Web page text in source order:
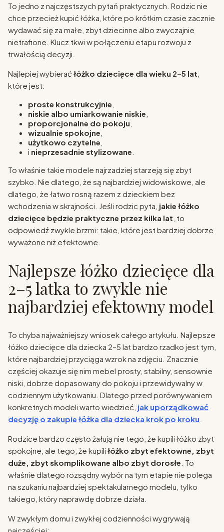
To jedno z najczęstszych pytań praktycznych. Rodzic nie
chce przecież kupić łóżka, które po krótkim czasie zacznie
wydawać się za małe, zbyt dziecinne albo zwyczajnie
nietrafione. Klucz tkwi w połączeniu etapu rozwoju z
trwałością decyzji.
Najlepiej wybierać łóżko dziecięce dla wieku 2–5 lat
które jest:
proste konstrukcyjnie
niskie albo umiarkowanie niskie
proporcjonalne do pokoju
wizualnie spokojne
użytkowo czytelne
i nieprzesadnie stylizowane
To właśnie takie modele najrzadziej starzeją się zbyt
szybko. Nie dlatego, że są najbardziej widowiskowe, ale
dlatego, że łatwo rosną razem z dzieckiem bez
wchodzenia w skrajności. Jeśli rodzic pyta, jakie łóżko
dziecięce będzie praktyczne przez kilka lat , to
odpowiedź zwykle brzmi: takie, które jest bardziej dobrze
wyważone niż efektowne.
Najlepsze łóżko dziecięce dla
2–5 latka to zwykle nie
najbardziej efektowny model
To chyba najważniejszy wniosek całego artykułu. Najlepsze
łóżko dziecięce dla dziecka 2–5 lat bardzo rzadko jest tym,
które najbardziej przyciąga wzrok na zdjęciu. Znacznie
częściej okazuje się nim mebel prosty, stabilny, sensownie
niski, dobrze dopasowany do pokoju i przewidywalny w
codziennym użytkowaniu. Dlatego przed porównywaniem
konkretnych modeli warto wiedzieć, jak uporządkować
decyzję o zakupie łóżka dla dziecka krok po kroku
Rodzice bardzo często żałują nie tego, że kupili łóżko zbyt
spokojne, ale tego, że kupili łóżko zbyt efektowne, zbyt
duże, zbyt skomplikowane albo zbyt dorosłe . To
właśnie dlatego rozsądny wybór na tym etapie nie polega
na szukaniu najbardziej spektakularnego modelu, tylko
takiego, który naprawdę dobrze działa.
W zwykłym domu i zwykłej codzienności wygrywają
najczęściej: